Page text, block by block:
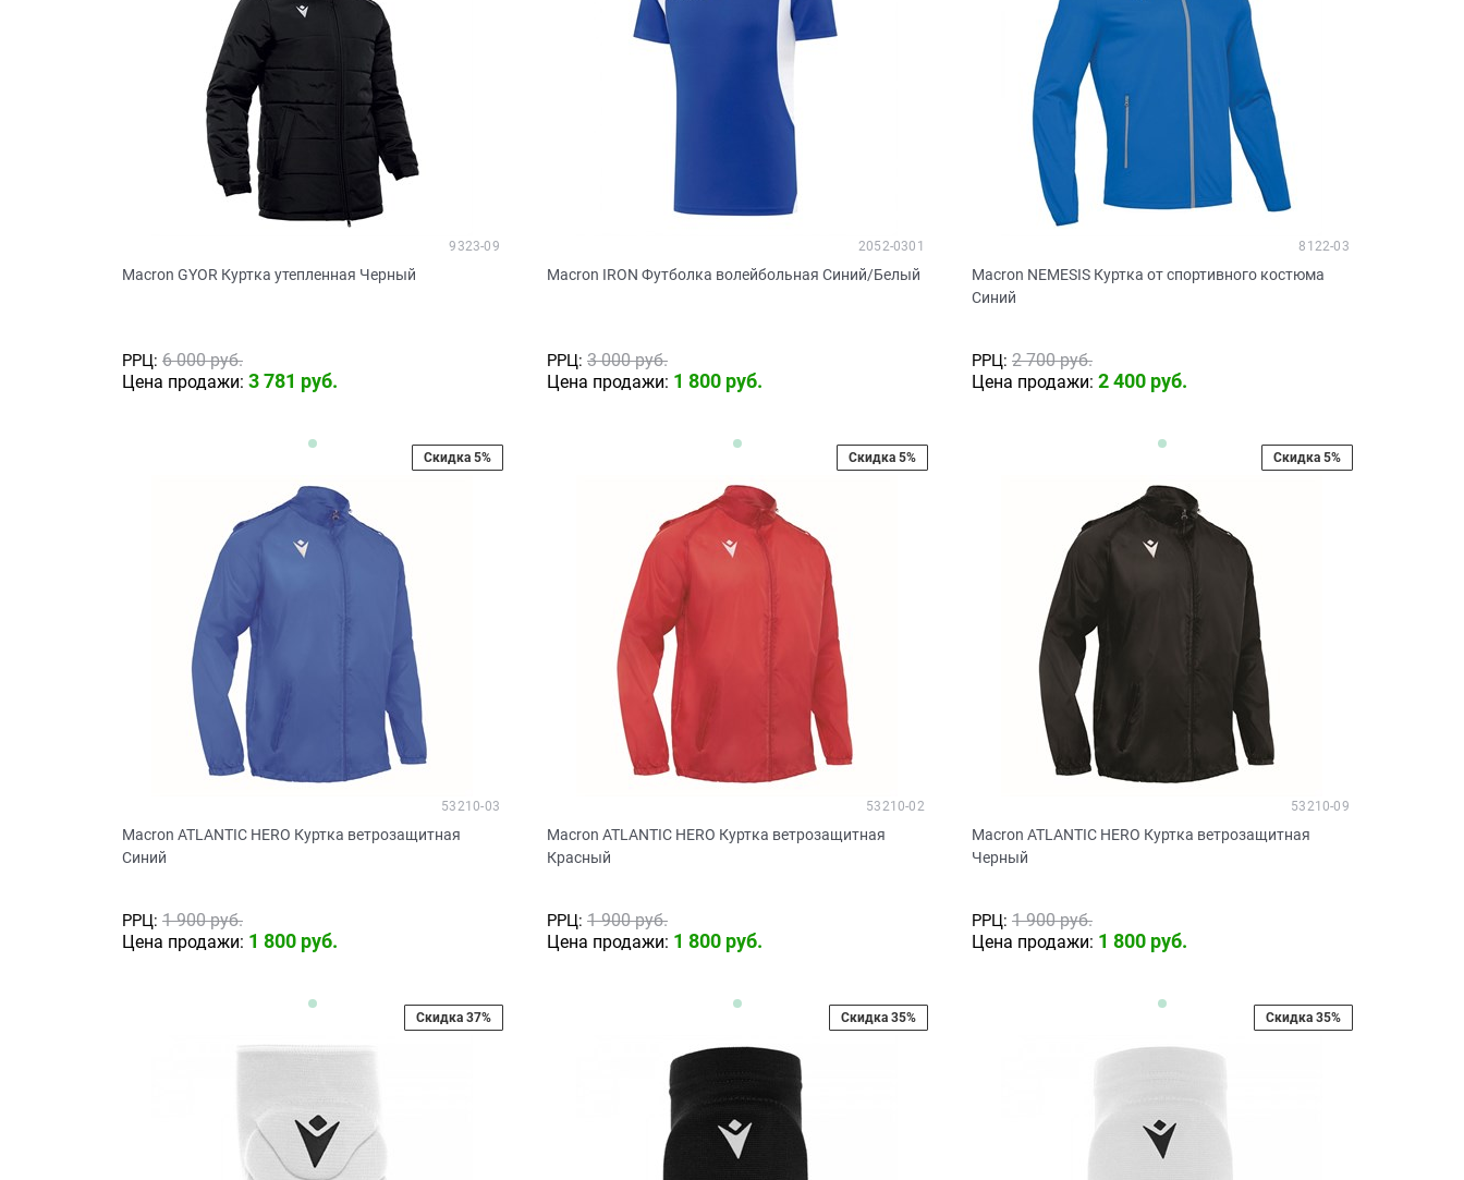
Macron GYOR Куртка утепленная Черный
9323-09
РРЦ: 6 000 руб.
Цена продажи: 3 781 руб.
Macron IRON Футболка волейбольная Синий/Белый
2052-0301
РРЦ: 3 000 руб.
Цена продажи: 1 800 руб.
Macron NEMESIS Куртка от спортивного костюма
Синий
8122-03
РРЦ: 2 700 руб.
Цена продажи: 2 400 руб.
Macron ATLANTIC HERO Куртка ветрозащитная
Синий
53210-03
РРЦ: 1 900 руб.
Цена продажи: 1 800 руб.
Скидка 5%
Macron ATLANTIC HERO Куртка ветрозащитная
Красный
53210-02
РРЦ: 1 900 руб.
Цена продажи: 1 800 руб.
Скидка 5%
Macron ATLANTIC HERO Куртка ветрозащитная
Черный
53210-09
РРЦ: 1 900 руб.
Цена продажи: 1 800 руб.
Скидка 5%
Скидка 37% Скидка 35% Скидка 35%